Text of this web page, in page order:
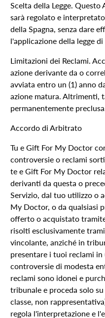
Scelta della Legge.
sarà regolato e
della Spagna, senza dare
l'applicazione della legge
Limitazioni dei Reclami.
azione derivante da o
avviata entro un (1) anno
azione matura. Altrimenti,
permanentemente
Accordo di Arbitrato
Tu e Gift For My Doctor
controversie o reclami
te eGift For My Doctor
derivanti da questa o
Servizio, dal tuo utilizzo o
My Doctor, o da qualsiasi
offerto o acquistato
risolti esclusivamente
vincolante, anziché in
presentare i tuoi reclami
controversie di modesta
reclami sono idonei e
tribunale e proceda solo
classe, non
regola l'interpretazione e